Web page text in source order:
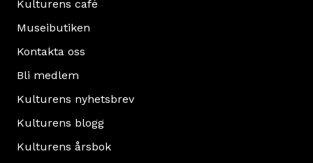
Kulturens café
Museibutiken
Kontakta oss
Bli medlem
Kulturens nyhetsbrev
Kulturens blogg
Kulturens årsbok